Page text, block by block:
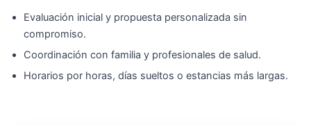
Evaluación inicial y propuesta personalizada sin
compromiso.
Coordinación con familia y profesionales de salud.
Horarios por horas, días sueltos o estancias más largas.